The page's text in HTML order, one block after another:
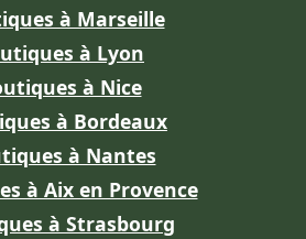
à Marseille
à Lyon
à Nice
à Bordeaux
à Nantes
à Aix en Provence
à Strasbourg